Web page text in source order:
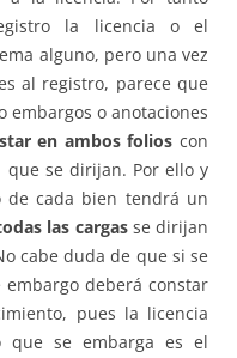
la licencia o el
alguno, pero una vez
al registro, parece que
embargos o anotaciones
en ambos folios con
se dirijan. Por ello y
de cada bien tendrá un
las cargasse dirijan
cabe duda de que si se
deberá constar
pues la licencia
se embarga es el